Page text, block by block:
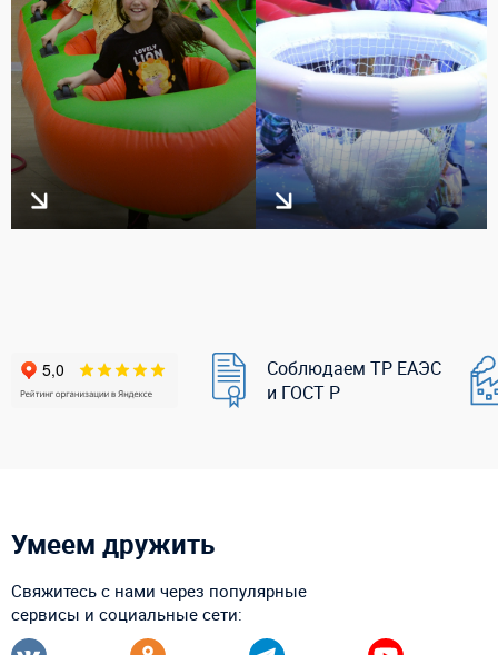
Соблюдаем ТР ЕАЭС
и ГОСТ Р
Умеем дружить
Свяжитесь с нами через популярные
сервисы и социальные сети: